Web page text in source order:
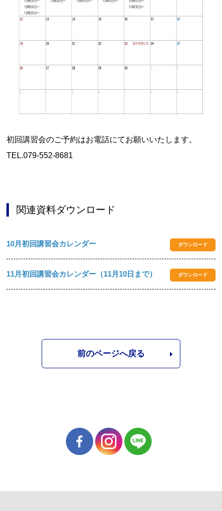
初回講習会のご予約はお電話にてお願いいたします。
TEL.079-552-8681
関連資料ダウンロード
10月初回講習会カレンダー ダウンロード
11月初回講習会カレンダー（11月10日まで） ダウンロード
前のページへ戻る